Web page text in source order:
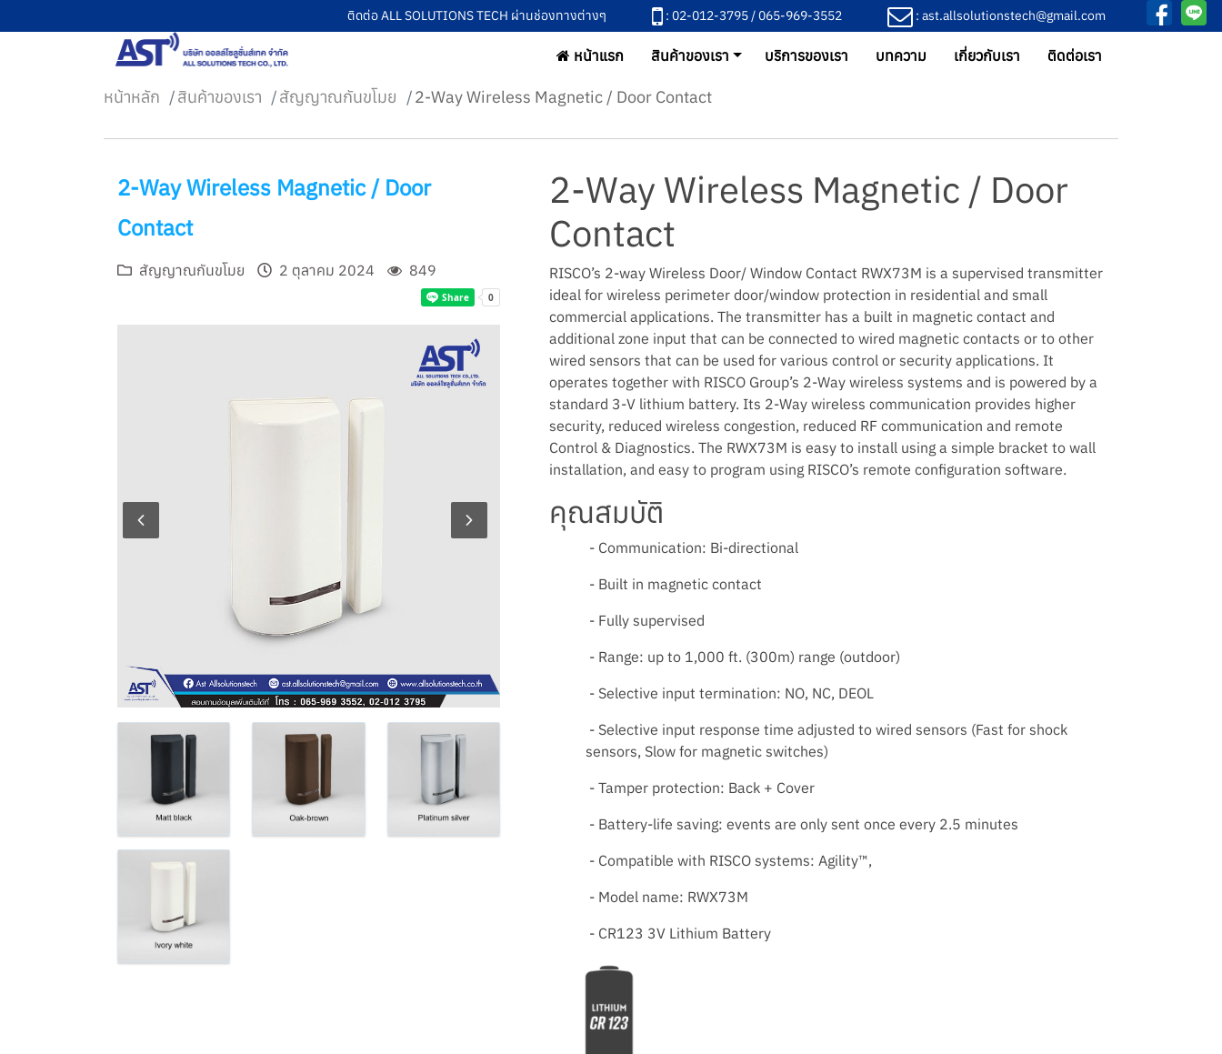
ติดต่อ ALL SOLUTIONS TECH ผ่านช่องทางต่างๆ : 02-012-3795 / 065-969-3552 : ast.allsolutionstech@gmail.com
หน้าแรก สินค้าของเรา บริการของเรา บทความ เกี่ยวกับเรา ติดต่อเรา
หน้าหลัก สินค้าของเรา สัญญาณกันขโมย 2-Way Wireless Magnetic / Door Contact
2-Way Wireless Magnetic / Door
Contact
สัญญาณกันขโมย 2 ตุลาคม 2024 849
2-Way Wireless Magnetic / Door
Contact
RISCO’s 2-way Wireless Door/ Window Contact RWX73M is a supervised transmitter
ideal for wireless perimeter door/window protection in residential and small
commercial applications. The transmitter has a built in magnetic contact and
additional zone input that can be connected to wired magnetic contacts or to other
wired sensors that can be used for various control or security applications. It
operates together with RISCO Group’s 2-Way wireless systems and is powered by a
standard 3-V lithium battery. Its 2-Way wireless communication provides higher
security, reduced wireless congestion, reduced RF communication and remote
Control & Diagnostics. The RWX73M is easy to install using a simple bracket to wall
installation, and easy to program using RISCO’s remote configuration software.
คุณสมบัติ
- Communication: Bi-directional
- Built in magnetic contact
- Fully supervised
- Range: up to 1,000 ft. (300m) range (outdoor)
- Selective input termination: NO, NC, DEOL
- Selective input response time adjusted to wired sensors (Fast for shock
sensors, Slow for magnetic switches)
- Tamper protection: Back + Cover
- Battery-life saving: events are only sent once every 2.5 minutes
- Compatible with RISCO systems: Agility™,
- Model name: RWX73M
- CR123 3V Lithium Battery